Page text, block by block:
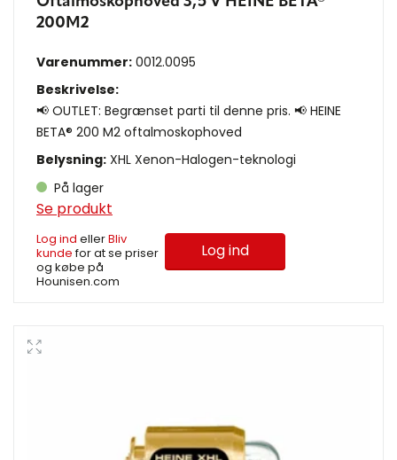
200M2
Varenummer: 0012.0095
Beskrivelse:
📢 OUTLET: Begrænset parti til denne pris. 📢 HEINE
BETA® 200 M2 oftalmoskophoved
Belysning: XHL Xenon-Halogen-teknologi
På lager
Se produkt
Log ind ellerBliv
kundefor at se priser
og købe på
Hounisen.com
Log ind